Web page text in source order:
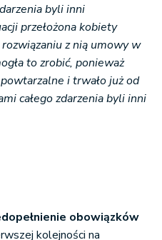
byli inni
przełożona kobiety
z nią umowy w
to zrobić, ponieważ
i trwało już od
całego zdarzenia byli inni
obowiązków
kolejności na